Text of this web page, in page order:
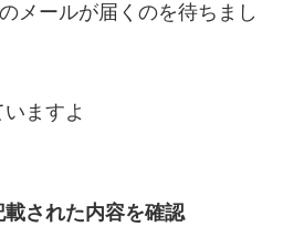
メールが届くのを待ちまし
ますよ
された内容を確認